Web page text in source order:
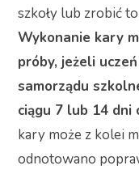
szkoły lub zrobić
Wykonanie kary
próby, jeżeli
samorządu
ciągu 7 lub 14 dni
kary może z kolei
odnotowano